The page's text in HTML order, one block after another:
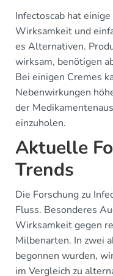
Infectoscab hat
Wirksamkeit und
es Alternativen.
wirksam, benötigen
Bei einigen Cremes
Nebenwirkungen
der
einzuholen.
Aktuelle
Trends
Die Forschung zu
Fluss. Besonderes
Wirksamkeit gegen
Milbenarten. In zwei
begonnen wurden,
im Vergleich zu